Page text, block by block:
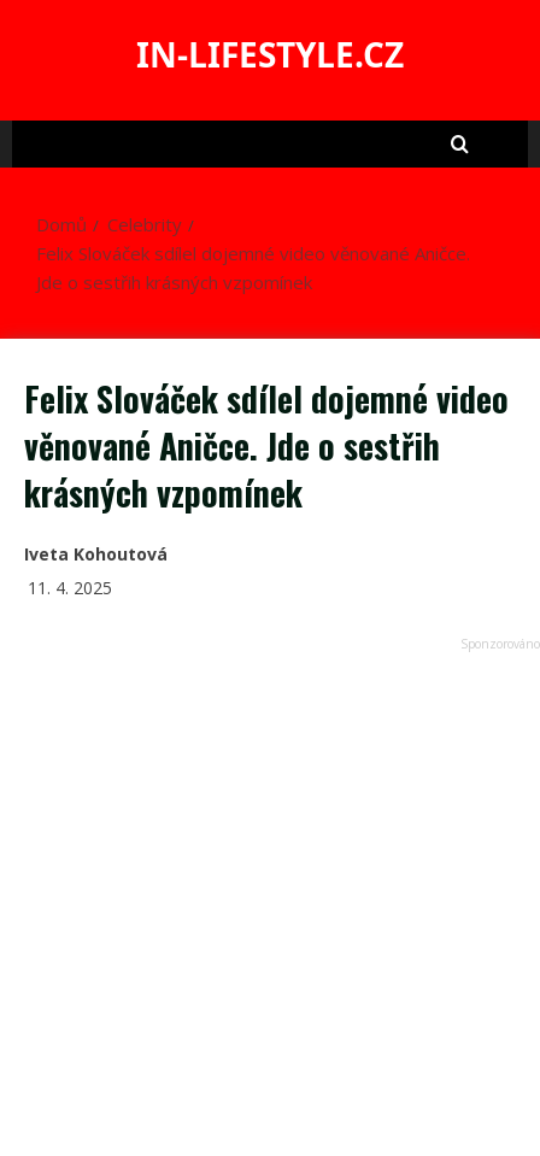
IN-LIFESTYLE.CZ
Domů
Celebrity
Felix Slováček sdílel dojemné video věnované Aničce.
Jde o sestřih krásných vzpomínek
Felix Slováček sdílel dojemné video
věnované Aničce. Jde o sestřih
krásných vzpomínek
Iveta Kohoutová
11. 4. 2025